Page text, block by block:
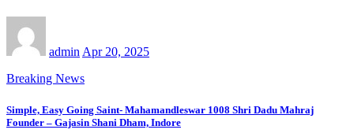
adminApr 20, 2025
Breaking News
Simple, Easy Going Saint- Mahamandleswar 1008 Shri Dadu Mahraj
Founder – Gajasin Shani Dham, Indore